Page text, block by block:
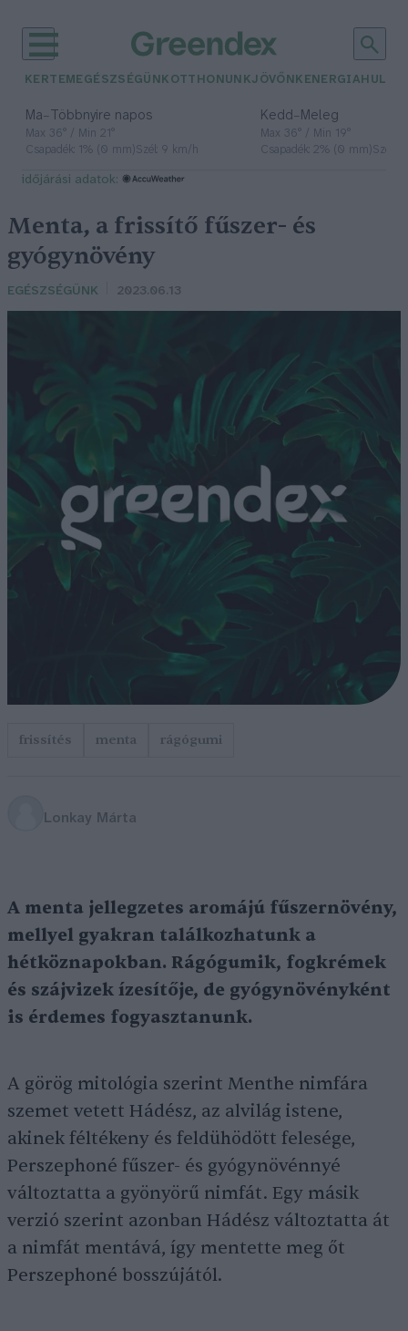
KERTEM EGÉSZSÉGÜNK OTTHONUNKJÖVŐNK ENERGIA
Ma– Többnyire napos
Max 36° / Min 21°
Csapadék: 1% (0 mm)Szél: 9 km/h
Kedd– Meleg
Max 36° / Min 19°
Csapadék: 2% (0 mm)Szél:
időjárási adatok:
Menta, a frissítő fűszer- és
gyógynövény
EGÉSZSÉGÜNK 2023.06.13
frissítés menta rágógumi
Lonkay Márta
A menta jellegzetes aromájú fűszernövény,
mellyel gyakran találkozhatunk a
hétköznapokban. Rágógumik, fogkrémek
és szájvizek ízesítője, de gyógynövényként
is érdemes fogyasztanunk.
A görög mitológia szerint Menthe nimfára
szemet vetett Hádész, az alvilág istene,
akinek féltékeny és feldühödött felesége,
Perszephoné fűszer- és gyógynövénnyé
változtatta a gyönyörű nimfát. Egy másik
verzió szerint azonban Hádész változtatta át
a nimfát mentává, így mentette meg őt
Perszephoné bosszújától.